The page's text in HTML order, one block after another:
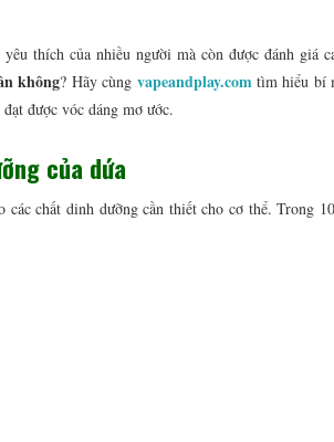
thích của nhiều người mà còn được đánh giá
không? Hãy cùng vapeandplay.com tìm hiểu bí
được vóc dáng mơ ước.
của dứa
các chất dinh dưỡng cần thiết cho cơ thể. Trong